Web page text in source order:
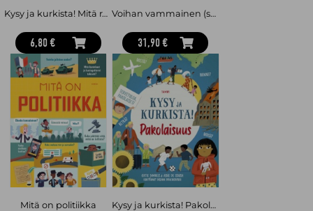
Kysy ja kurkista! Mitä rasismi on?
6,80 €
Voihan vammainen (selkokirja) : lasten kuvasanakirja vammaisuudesta
31,90 €
Mitä on politiikka Kysy ja kurkista! Pakolaisuus